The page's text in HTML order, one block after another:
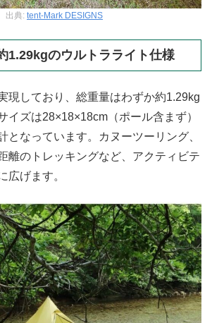
出典: tent-Mark DESIGNS
1.29kgのウルトラライト仕様
現しており、総重量はわずか約1.29kg
イズは28×18×18cm（ポール含まず）
となっています。カヌーツーリング、
離のトレッキングなど、アクティビテ
広げます。